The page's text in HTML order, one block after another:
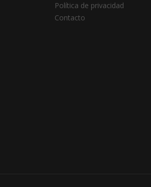
Política de privacidad
Contacto